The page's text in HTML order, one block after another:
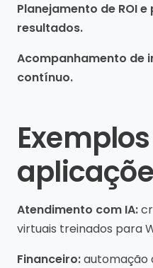
Planejamento de ROI
resultados.
Acompanhamento de
contínuo.
Atendimento com IA:
virtuais treinados para
Financeiro:automação